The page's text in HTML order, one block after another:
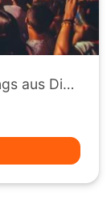
SingAlong Hamburg - Songs aus Disney Filmen